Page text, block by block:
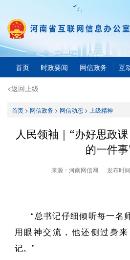
首页 时政要闻 网信政务 互
<返回上级
首页> 网信政务> 网信动态> 上级精神
人民领袖｜“办好思政
的一件
来源：河南网信网 发布时间
“总书记仔细倾听每一名
用眼神交流，他还侧过身
记。”